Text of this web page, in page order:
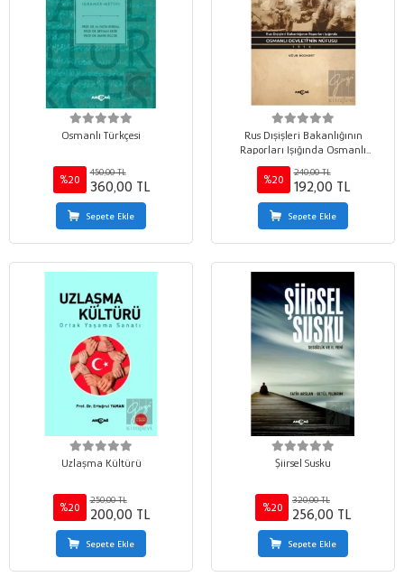
Osmanlı Türkçesi
%20
450,00 TL
360,00 TL
Sepete Ekle
Rus Dışişleri Bakanlığının
Raporları Işığında Osmanlı
Devleti’nin Nüfusu
%20
240,00 TL
192,00 TL
Sepete Ekle
Uzlaşma Kültürü
%20
250,00 TL
200,00 TL
Sepete Ekle
Şiirsel Susku
%20
320,00 TL
256,00 TL
Sepete Ekle